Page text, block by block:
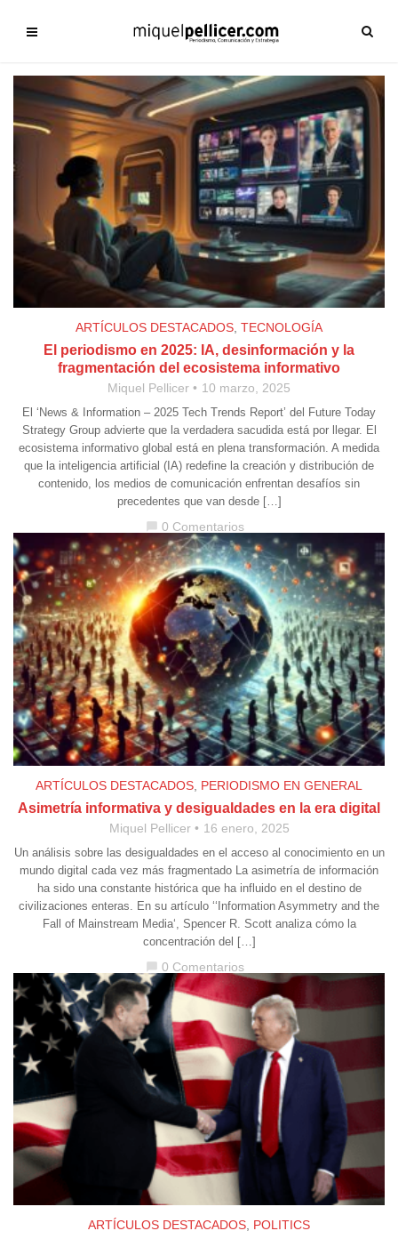
ARTÍCULOS DESTACADOS, TECNOLOGÍA
El periodismo en 2025: IA, desinformación y la
fragmentación del ecosistema informativo
Miquel Pellicer 10 marzo, 2025
El ‘News & Information – 2025 Tech Trends Report’ del Future Today
Strategy Group advierte que la verdadera sacudida está por llegar. El
ecosistema informativo global está en plena transformación. A medida
que la inteligencia artificial (IA) redefine la creación y distribución de
contenido, los medios de comunicación enfrentan desafíos sin
precedentes que van desde […]
chat_bubble 0 Comentarios
ARTÍCULOS DESTACADOS PERIODISMO EN GENERAL
Asimetría informativa y desigualdades en la era digital
Miquel Pellicer 16 enero, 2025
Un análisis sobre las desigualdades en el acceso al conocimiento en un
mundo digital cada vez más fragmentado La asimetría de información
ha sido una constante histórica que ha influido en el destino de
civilizaciones enteras. En su artículo ‘‘Information Asymmetry and the
Fall of Mainstream Media‘, Spencer R. Scott analiza cómo la
concentración del […]
0 Comentarios
ARTÍCULOS DESTACADOS POLITICS